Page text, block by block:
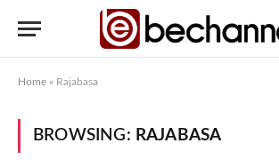
Home » Rajabasa
BROWSING: RAJABASA